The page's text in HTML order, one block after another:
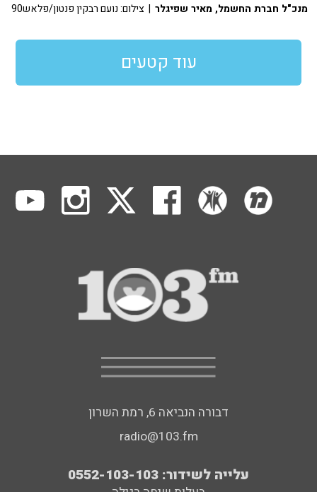
מנכ"ל חברת החשמל, מאיר שפיגלר | צילום: נועם רבקין פנטון/פלאש90
עוד קטעים
דבורה הנביאה 6, רמת השרון
radio@103.fm
עלייה לשידור: 0552-103-103